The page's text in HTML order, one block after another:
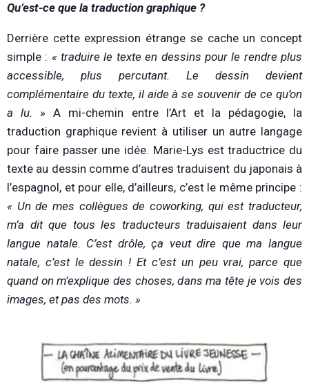
Qu’est-ce que la traduction graphique ?
Derrière cette expression étrange se cache un concept
simple : « traduire le texte en dessins pour le rendre plus
accessible, plus percutant. Le dessin devient
complémentaire du texte, il aide à se souvenir de ce qu’on
a lu. » A mi-chemin entre l’Art et la pédagogie, la
traduction graphique revient à utiliser un autre langage
pour faire passer une idée. Marie-Lys est traductrice du
texte au dessin comme d’autres traduisent du japonais à
l’espagnol, et pour elle, d’ailleurs, c’est le même principe :
« Un de mes collègues de coworking, qui est traducteur,
m’a dit que tous les traducteurs traduisaient dans leur
langue natale. C’est drôle, ça veut dire que ma langue
natale, c’est le dessin ! Et c’est un peu vrai, parce que
quand on m’explique des choses, dans ma tête je vois des
images, et pas des mots. »